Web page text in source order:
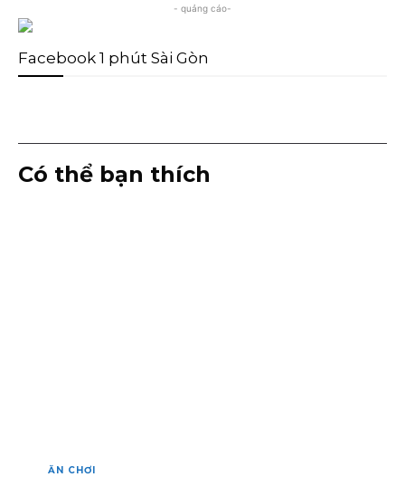
- quảng cáo-
Facebook 1 phút Sài Gòn
Có thể bạn thích
ĂN CHƠI